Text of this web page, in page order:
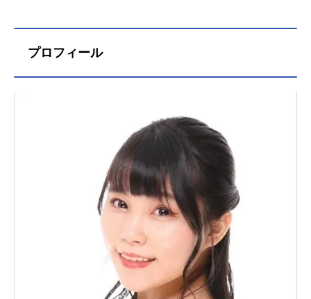
プロフィール